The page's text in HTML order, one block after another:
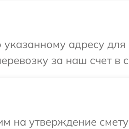
адресу
за наш счет в
на утверждение